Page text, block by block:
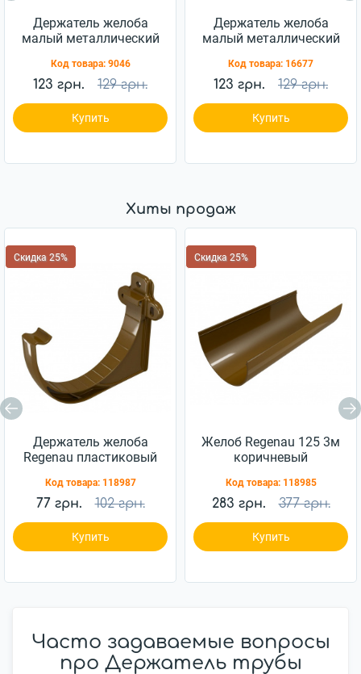
Держатель желоба
малый металлический
Код товара: 9046
123 грн. 129 грн.
Купить
Держатель желоба
малый металлический
Код товара: 16677
123 грн. 129 грн.
Купить
Хиты продаж
Скидка 25%
Держатель желоба
Regenau пластиковый
Код товара: 118987
77 грн. 102 грн.
Купить
Скидка 25%
Желоб Regenau 125 3м
коричневый
Код товара: 118985
283 грн. 377 грн.
Купить
Часто задаваемые вопросы
про Держатель трубы